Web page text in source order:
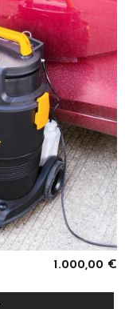
1.000,00 €